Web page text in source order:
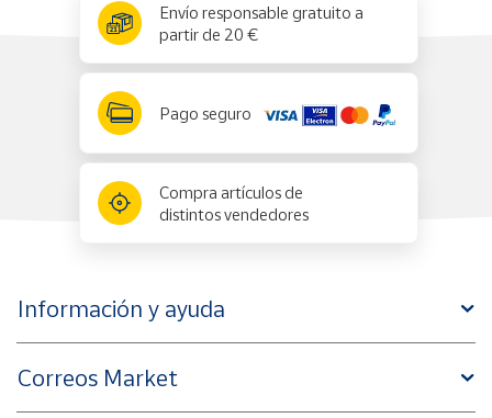
Envío responsable gratuito a
partir de 20 €
Pago seguro
Compra artículos de
distintos vendedores
Información y ayuda
Correos Market